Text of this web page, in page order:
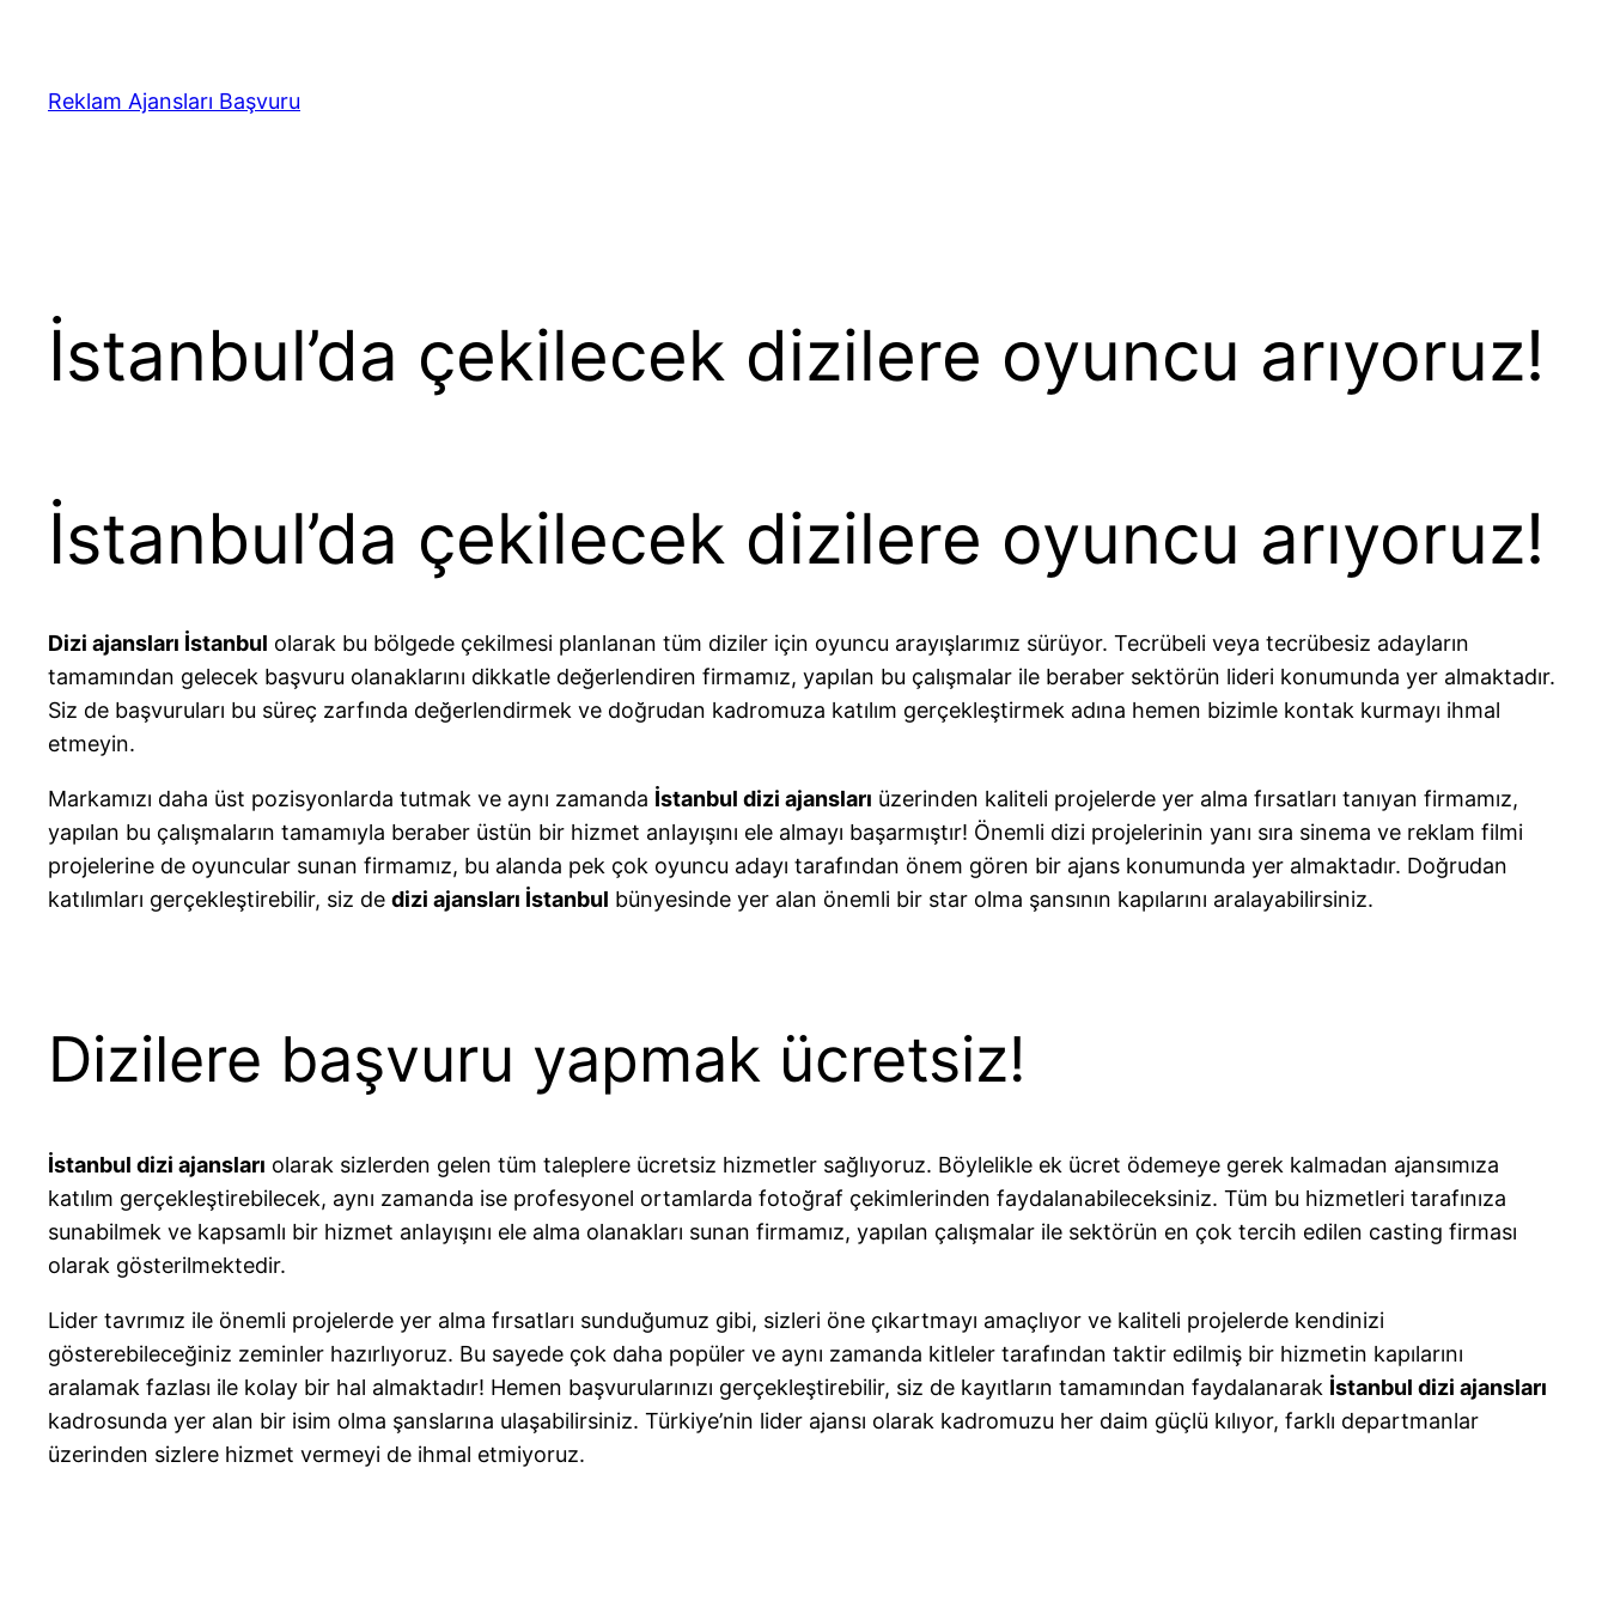
Reklam Ajansları Başvuru
İstanbul’da çekilecek dizilere oyuncu arıyoruz!
İstanbul’da çekilecek dizilere oyuncu arıyoruz!
Dizi ajansları İstanbul olarak bu bölgede çekilmesi planlanan tüm diziler için oyuncu arayışlarımız sürüyor. Tecrübeli veya tecrübesiz adayların
tamamından gelecek başvuru olanaklarını dikkatle değerlendiren firmamız, yapılan bu çalışmalar ile beraber sektörün lideri konumunda yer almaktadır.
Siz de başvuruları bu süreç zarfında değerlendirmek ve doğrudan kadromuza katılım gerçekleştirmek adına hemen bizimle kontak kurmayı ihmal
etmeyin.
Markamızı daha üst pozisyonlarda tutmak ve aynı zamanda İstanbul dizi ajansları üzerinden kaliteli projelerde yer alma fırsatları tanıyan firmamız,
yapılan bu çalışmaların tamamıyla beraber üstün bir hizmet anlayışını ele almayı başarmıştır! Önemli dizi projelerinin yanı sıra sinema ve reklam filmi
projelerine de oyuncular sunan firmamız, bu alanda pek çok oyuncu adayı tarafından önem gören bir ajans konumunda yer almaktadır. Doğrudan
katılımları gerçekleştirebilir, siz de dizi ajansları İstanbul bünyesinde yer alan önemli bir star olma şansının kapılarını aralayabilirsiniz.
Dizilere başvuru yapmak ücretsiz!
İstanbul dizi ajansları olarak sizlerden gelen tüm taleplere ücretsiz hizmetler sağlıyoruz. Böylelikle ek ücret ödemeye gerek kalmadan ajansımıza
katılım gerçekleştirebilecek, aynı zamanda ise profesyonel ortamlarda fotoğraf çekimlerinden faydalanabileceksiniz. Tüm bu hizmetleri tarafınıza
sunabilmek ve kapsamlı bir hizmet anlayışını ele alma olanakları sunan firmamız, yapılan çalışmalar ile sektörün en çok tercih edilen casting firması
olarak gösterilmektedir.
Lider tavrımız ile önemli projelerde yer alma fırsatları sunduğumuz gibi, sizleri öne çıkartmayı amaçlıyor ve kaliteli projelerde kendinizi
gösterebileceğiniz zeminler hazırlıyoruz. Bu sayede çok daha popüler ve aynı zamanda kitleler tarafından taktir edilmiş bir hizmetin kapılarını
aralamak fazlası ile kolay bir hal almaktadır! Hemen başvurularınızı gerçekleştirebilir, siz de kayıtların tamamından faydalanarak İstanbul dizi ajansları
kadrosunda yer alan bir isim olma şanslarına ulaşabilirsiniz. Türkiye’nin lider ajansı olarak kadromuzu her daim güçlü kılıyor, farklı departmanlar
üzerinden sizlere hizmet vermeyi de ihmal etmiyoruz.